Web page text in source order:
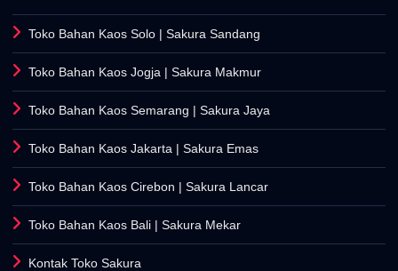
Toko Bahan Kaos Solo | Sakura Sandang
Toko Bahan Kaos Jogja | Sakura Makmur
Toko Bahan Kaos Semarang | Sakura Jaya
Toko Bahan Kaos Jakarta | Sakura Emas
Toko Bahan Kaos Cirebon | Sakura Lancar
Toko Bahan Kaos Bali | Sakura Mekar
Kontak Toko Sakura